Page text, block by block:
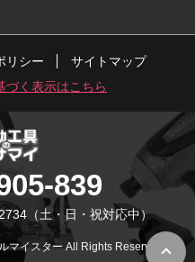
リシー
サイトマップ
づく表示はこちら
839
（土・日・祝対応中）
マイスター All Rights Reserved.